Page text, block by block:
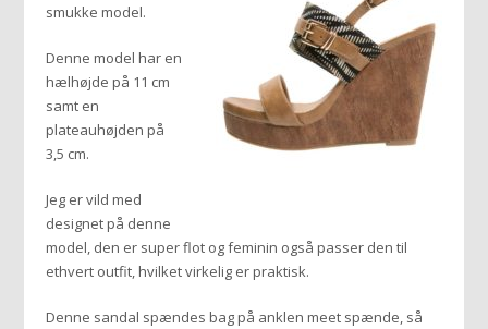
smukke model.
Denne model har en
hælhøjde på 11 cm
samt en
plateauhøjden på
3,5 cm.
Jeg er vild med
designet på denne
model, den er super flot og feminin også passer den til
ethvert outfit, hvilket virkelig er praktisk.
Denne sandal spændes bag på anklen meet spænde, så